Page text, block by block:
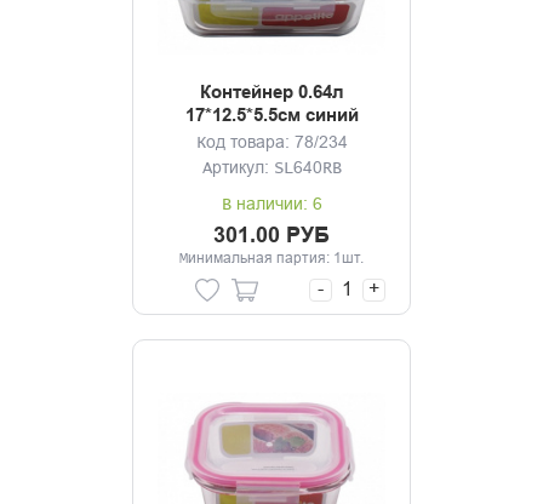
Контейнер 0.64л
17*12.5*5.5см синий
Код товара: 78/234
Артикул: SL640RB
В наличии: 6
301.00 РУБ
Минимальная партия: 1шт.
- +